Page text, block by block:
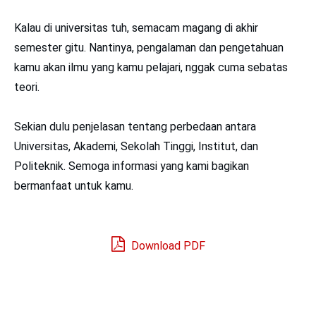
Kalau di universitas tuh, semacam magang di akhir
semester gitu. Nantinya, pengalaman dan pengetahuan
kamu akan ilmu yang kamu pelajari, nggak cuma sebatas
teori.
Sekian dulu penjelasan tentang perbedaan antara
Universitas, Akademi, Sekolah Tinggi, Institut, dan
Politeknik. Semoga informasi yang kami bagikan
bermanfaat untuk kamu.
Download PDF